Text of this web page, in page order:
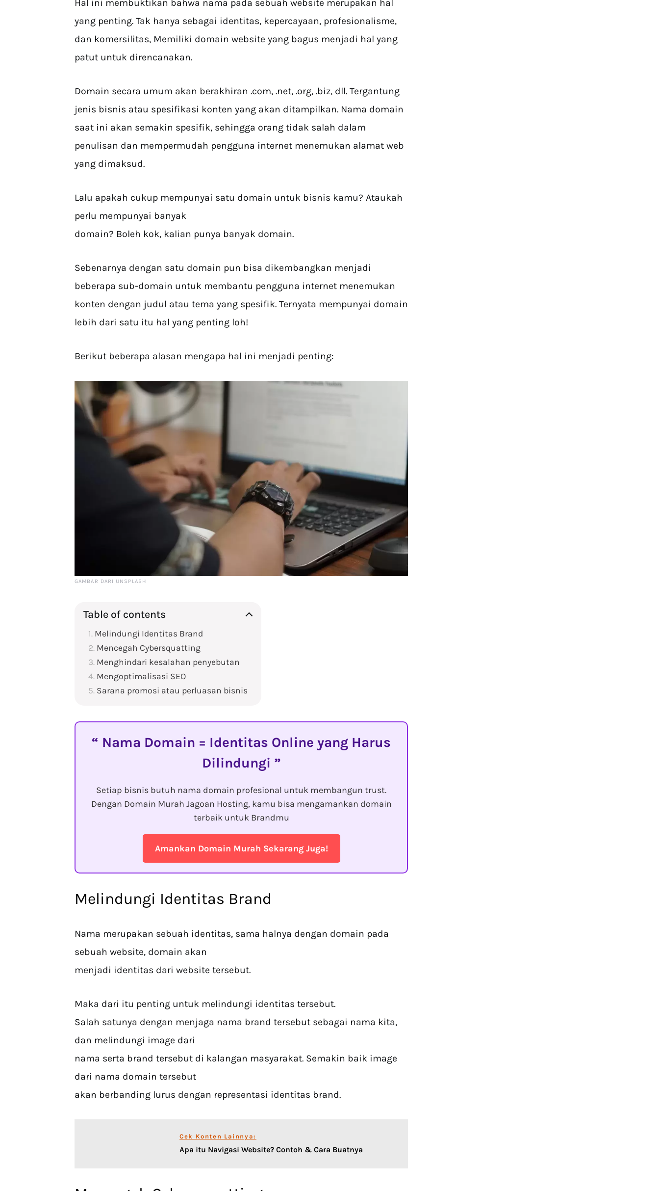
Hal ini membuktikan bahwa nama pada sebuah website merupakan hal
yang penting. Tak hanya sebagai identitas, kepercayaan, profesionalisme,
dan komersilitas, Memiliki domain website yang bagus menjadi hal yang
patut untuk direncanakan.
Domain secara umum akan berakhiran .com, .net, .org, .biz, dll. Tergantung
jenis bisnis atau spesifikasi konten yang akan ditampilkan. Nama domain
saat ini akan semakin spesifik, sehingga orang tidak salah dalam
penulisan dan mempermudah pengguna internet menemukan alamat web
yang dimaksud.
Lalu apakah cukup mempunyai satu domain untuk bisnis kamu? Ataukah
perlu mempunyai banyak
domain? Boleh kok, kalian punya banyak domain.
Sebenarnya dengan satu domain pun bisa dikembangkan menjadi
beberapa sub-domain untuk membantu pengguna internet menemukan
konten dengan judul atau tema yang spesifik. Ternyata mempunyai domain
lebih dari satu itu hal yang penting loh!
Berikut beberapa alasan mengapa hal ini menjadi penting:
GAMBAR DARI UNSPLASH
Table of contents
Melindungi Identitas Brand
Mencegah Cybersquatting
Menghindari kesalahan penyebutan
Mengoptimalisasi SEO
Sarana promosi atau perluasan bisnis
Nama Domain = Identitas Online yang Harus
Dilindungi
Setiap bisnis butuh nama domain profesional untuk membangun trust.
Dengan Domain Murah Jagoan Hosting, kamu bisa mengamankan domain
terbaik untuk Brandmu
Amankan Domain Murah Sekarang Juga!
Melindungi Identitas Brand
Nama merupakan sebuah identitas, sama halnya dengan domain pada
sebuah website, domain akan
menjadi identitas dari website tersebut.
Maka dari itu penting untuk melindungi identitas tersebut.
Salah satunya dengan menjaga nama brand tersebut sebagai nama kita,
dan melindungi image dari
nama serta brand tersebut di kalangan masyarakat. Semakin baik image
dari nama domain tersebut
akan berbanding lurus dengan representasi identitas brand.
Cek Konten Lainnya:
Apa itu Navigasi Website? Contoh & Cara Buatnya